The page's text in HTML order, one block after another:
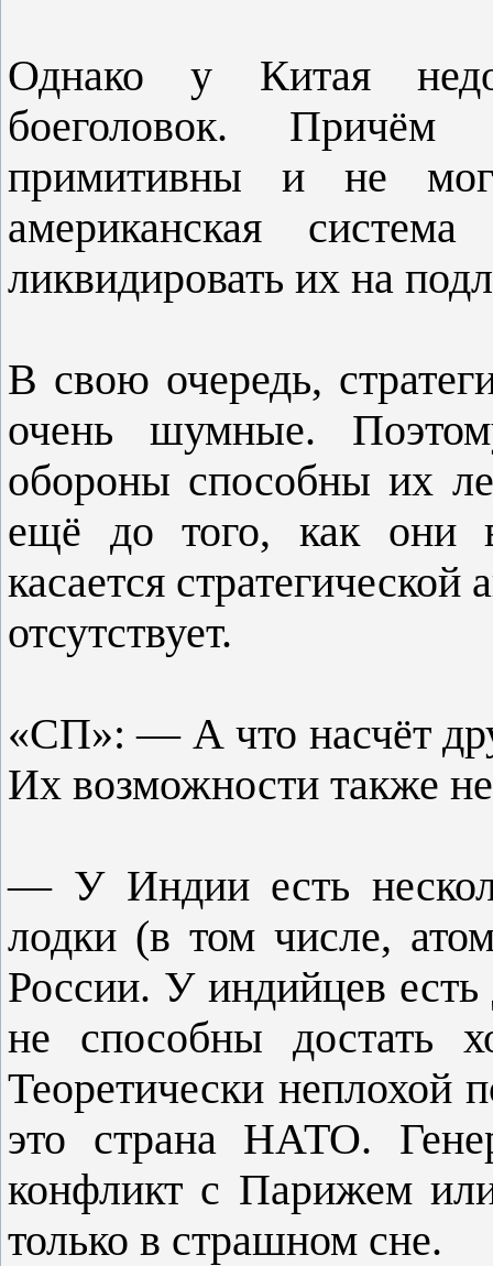
Однако у Китая
боеголовок.
примитивны и не
американская
ликвидировать их на
В свою очередь,
очень шумные.
обороны способны их
ещё до того, как они
касается
отсутствует.
«СП»: — А что насчёт
Их возможности также
— У Индии есть
лодки (в том числе,
России. У индийцев
не способны
Теоретически неплохой
это страна НАТО.
конфликт с Парижем
только в страшном сне.